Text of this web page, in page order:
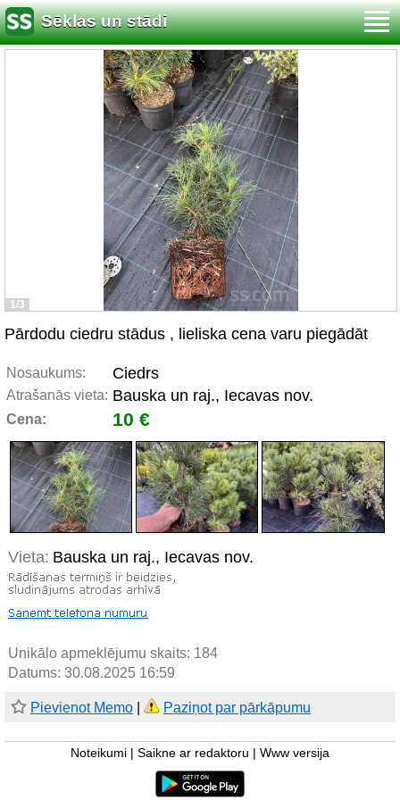
Sēklas un stādi
1/3
Pārdodu ciedru stādus , lieliska cena varu piegādāt
Nosaukums: Ciedrs
Atrašanās vieta: Bauska un raj., Iecavas nov.
Cena: 10 €
Vieta: Bauska un raj., Iecavas nov.
Unikālo apmeklējumu skaits: 184
Datums: 30.08.2025 16:59
Pievienot Memo Paziņot par pārkāpumu
Noteikumi Saikne ar redaktoru Www versija